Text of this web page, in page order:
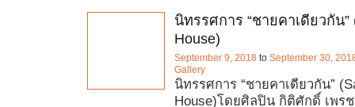
นิทรรศการ “ชายคาเดียวกัน”
House)
September 9, 2018 to September 30,
Gallery
นิทรรศการ “ชายคาเดียวกัน”
House)โดยศิลปิน กิติศักดิ์ เพร